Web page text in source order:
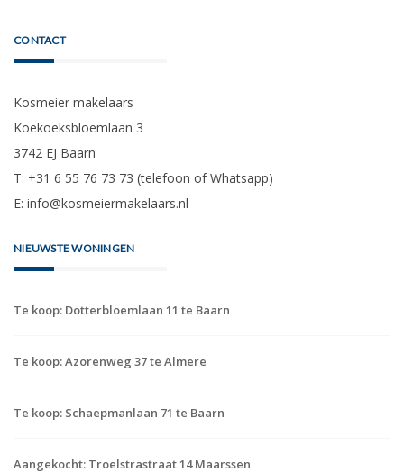
CONTACT
Kosmeier makelaars
Koekoeksbloemlaan 3
3742 EJ Baarn
T: +31 6 55 76 73 73 (telefoon of Whatsapp)
E: info@kosmeiermakelaars.nl
NIEUWSTE WONINGEN
Te koop: Dotterbloemlaan 11 te Baarn
Te koop: Azorenweg 37 te Almere
Te koop: Schaepmanlaan 71 te Baarn
Aangekocht: Troelstrastraat 14 Maarssen